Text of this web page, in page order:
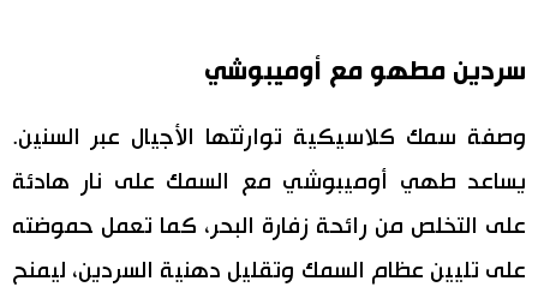
سردين مطهو مع أوميبوشي
وصفة سمك كلاسيكية توارثتها الأجيال عبر السنين.
يساعد طهي أوميبوشي مع السمك على نار هادئة
على التخلص من رائحة زفارة البحر، كما تعمل حموضته
على تليين عظام السمك وتقليل دهنية السردين، ليمنح